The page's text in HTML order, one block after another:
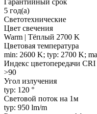
5 год(а)
Светотехнические
Цвет свечения
Warm | Тёплый 2700 K
Цветовая температура
min: 2600 K; typ: 2700 K;
Индекс цветопередачи CRI
>90
Угол излучения
typ: 120 °
Световой поток на 1м
typ: 950 lm/m